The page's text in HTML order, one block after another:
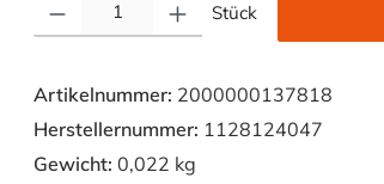
Stück
Artikelnummer: 2000000137818
Herstellernummer: 1128124047
Gewicht: 0,022 kg